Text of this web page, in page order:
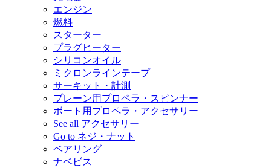
エンジン
燃料
スターター
プラグヒーター
シリコンオイル
ミクロンラインテープ
サーキット・計測
プレーン用プロペラ・スピンナー
ボート用プロペラ・アクセサリー
See all アクセサリー
Go to ネジ・ナット
ベアリング
ナベビス